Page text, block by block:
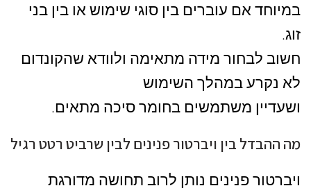
במיוחד אם עוברים בין סוגי שימוש או בין בני
זוג.
חשוב לבחור מידה מתאימה ולוודא שהקונדום
לא נקרע במהלך השימוש
ושעדיין משתמשים בחומר סיכה מתאים.
מה ההבדל בין ויברטור פנינים לבין שרביט רטט רגיל
ויברטור פנינים נותן לרוב תחושה מדורגת